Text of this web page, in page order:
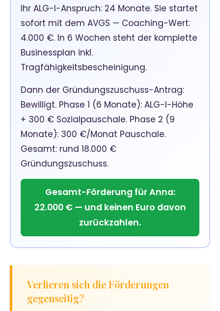
Ihr ALG-I-Anspruch: 24 Monate. Sie startet
sofort mit dem AVGS — Coaching-Wert:
4.000 €. In 6 Wochen steht der komplette
Businessplan inkl.
Tragfähigkeitsbescheinigung.
Dann der Gründungszuschuss-Antrag:
Bewilligt. Phase 1 (6 Monate): ALG-I-Höhe
+ 300 € Sozialpauschale. Phase 2 (9
Monate): 300 €/Monat Pauschale.
Gesamt: rund 18.000 €
Gründungszuschuss.
Gesamt-Förderung für Anna:
22.000 € — und keinen Euro davon
zurückzahlen.
Verlieren sich die Förderungen
gegenseitig?